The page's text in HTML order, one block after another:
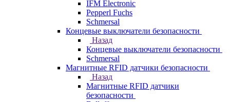
IFM Electronic
Pepperl Fuchs
Schmersal
Концевые выключатели безопасности
Назад
Концевые выключатели безопасности
Schmersal
Магнитные RFID датчики безопасности
Назад
Магнитные RFID датчики
безопасности